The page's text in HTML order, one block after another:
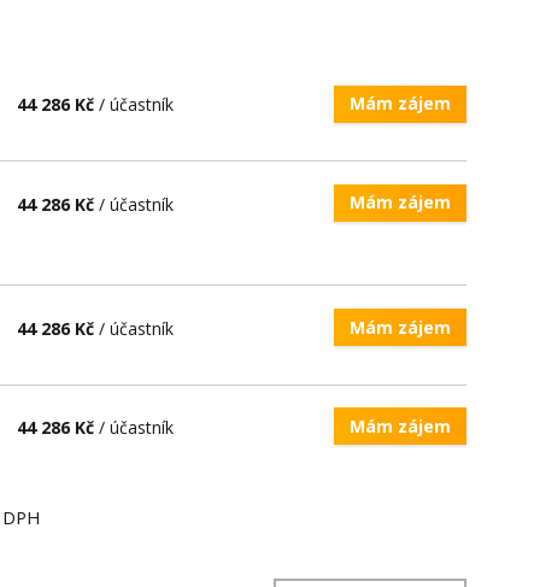
44 286 Kč / účastník Mám zájem
44 286 Kč / účastník Mám zájem
44 286 Kč / účastník Mám zájem
44 286 Kč / účastník Mám zájem